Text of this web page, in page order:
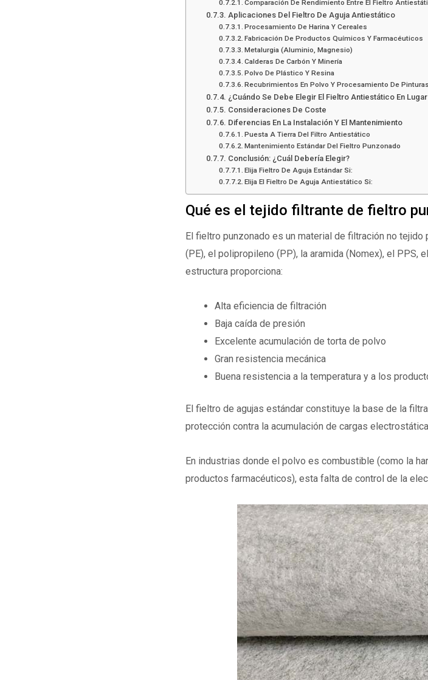
Comparación De Rendimiento Entre El Fieltro
Aplicaciones Del Fieltro De Aguja Antiestático
Procesamiento De Harina Y Cereales
Fabricación De Productos Químicos Y Farmacéuticos
Metalurgia (aluminio, Magnesio)
Calderas De Carbón Y Minería
Polvo De Plástico Y Resina
Recubrimientos En Polvo Y Procesamiento De Pinturas
¿Cuándo Se Debe Elegir El Fieltro Antiestático En
Consideraciones De Coste
Diferencias En La Instalación Y El Mantenimiento
Puesta A Tierra Del Filtro Antiestático
Mantenimiento Estándar Del Fieltro Punzonado
Conclusión: ¿Cuál Debería Elegir?
Elija Fieltro De Aguja Estándar Si:
Elija El Fieltro De Aguja Antiestático Si:
Qué es el tejido filtrante de fieltro
El fieltro punzonado es un material de filtración no
(PE), el polipropileno (PP), la aramida (Nomex), el PPS,
estructura proporciona:
Alta eficiencia de filtración
Baja caída de presión
Excelente acumulación de torta de polvo
Gran resistencia mecánica
Buena resistencia a la temperatura y a los
El fieltro de agujas estándar constituye la base de la
protección contra la acumulación de cargas
En industrias donde el polvo es combustible (como la
productos farmacéuticos), esta falta de control de la